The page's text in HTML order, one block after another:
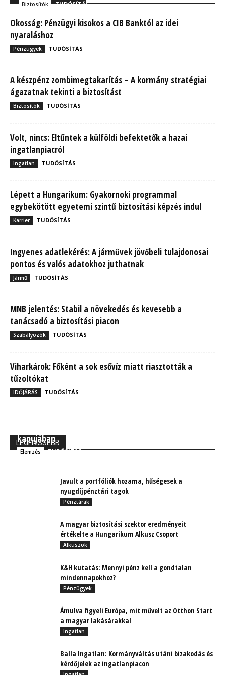
Biztosítók TUDÓSÍTÁS
Okosság: Pénzügyi kisokos a CIB Banktól az idei
nyaraláshoz
Pénzügyek TUDÓSÍTÁS
A készpénz zombimegtakarítás – A kormány stratégiai
ágazatnak tekinti a biztosítást
Biztosítók TUDÓSÍTÁS
Volt, nincs: Eltűntek a külföldi befektetők a hazai
ingatlanpiacról
Ingatlan TUDÓSÍTÁS
Lépett a Hungarikum: Gyakornoki programmal
egybekötött egyetemi szintű biztosítási képzés indul
Karrier TUDÓSÍTÁS
Ingyenes adatlekérés: A járművek jövőbeli tulajdonosai
pontos és valós adatokhoz juthatnak
Jármű TUDÓSÍTÁS
MNB jelentés: Stabil a növekedés és kevesebb a
tanácsadó a biztosítási piacon
Szabályozók TUDÓSÍTÁS
Viharkárok: Főként a sok esővíz miatt riasztották a
tűzoltókat
IDŐJÁRÁS TUDÓSÍTÁS
LEGFRISSEBB
kapujában
Elemzés TUDÓSÍTÁS
Javult a portfóliók hozama, hűségesek a
nyugdíjpénztári tagok
Pénztárak
A magyar biztosítási szektor eredményeit
értékelte a Hungarikum Alkusz Csoport
Alkuszok
K&H kutatás: Mennyi pénz kell a gondtalan
mindennapokhoz?
Pénzügyek
Ámulva figyeli Európa, mit művelt az Otthon Start
a magyar lakásárakkal
Ingatlan
Balla Ingatlan: Kormányváltás utáni bizakodás és
kérdőjelek az ingatlanpiacon